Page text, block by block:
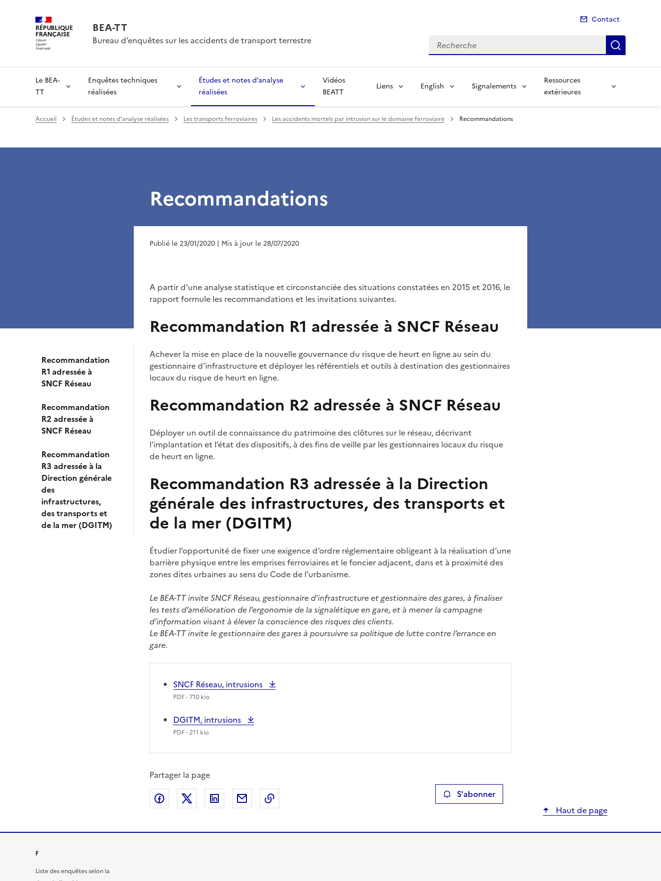
RÉPUBLIQUE
FRANÇAISE BEA-TT
Bureau d’enquêtes sur les accidents de transport terrestre
Contact
Recherche
Le BEA-
TT
Enquêtes techniques
réalisées
Études et notes d’analyse
réalisées
Vidéos
BEATT
Liens English Signalements
Ressources
extérieures
Accueil Études et notes d’analyse réalisées Les transports ferroviaires Les accidents mortels par intrusion sur le domaine ferroviaire Recommandations
Recommandation
R1 adressée à
SNCF Réseau
Recommandation
R2 adressée à
SNCF Réseau
Recommandation
R3 adressée à la
Direction générale
des
infrastructures,
des transports et
de la mer (DGITM)
Recommandations
Publié le 23/01/2020 | Mis à jour le 28/07/2020
A partir d’une analyse statistique et circonstanciée des situations constatées en 2015 et 2016, le
rapport formule les recommandations et les invitations suivantes.
Recommandation R1 adressée à SNCF Réseau
Achever la mise en place de la nouvelle gouvernance du risque de heurt en ligne au sein du
gestionnaire d’infrastructure et déployer les référentiels et outils à destination des gestionnaires
locaux du risque de heurt en ligne.
Recommandation R2 adressée à SNCF Réseau
Déployer un outil de connaissance du patrimoine des clôtures sur le réseau, décrivant
l’implantation et l’état des dispositifs, à des fins de veille par les gestionnaires locaux du risque
de heurt en ligne.
Recommandation R3 adressée à la Direction
générale des infrastructures, des transports et
de la mer (DGITM)
Étudier l’opportunité de fixer une exigence d’ordre réglementaire obligeant à la réalisation d’une
barrière physique entre les emprises ferroviaires et le foncier adjacent, dans et à proximité des
zones dites urbaines au sens du Code de l’urbanisme.
Le BEA-TT invite SNCF Réseau, gestionnaire d’infrastructure et gestionnaire des gares, à finaliser
les tests d’amélioration de l’ergonomie de la signalétique en gare, et à mener la campagne
d’information visant à élever la conscience des risques des clients.
Le BEA-TT invite le gestionnaire des gares à poursuivre sa politique de lutte contre l’errance en
gare.
SNCF Réseau, intrusions
PDF- 710 kio
DGITM, intrusions
PDF- 211 kio
Partager la page
Partager sur Facebook
Partager sur XPartager sur LinkedIn
Partager par emailCopier le lien de la page dans le presse-papier S'abonner
Haut de page
F
Liste des enquêtes selon la